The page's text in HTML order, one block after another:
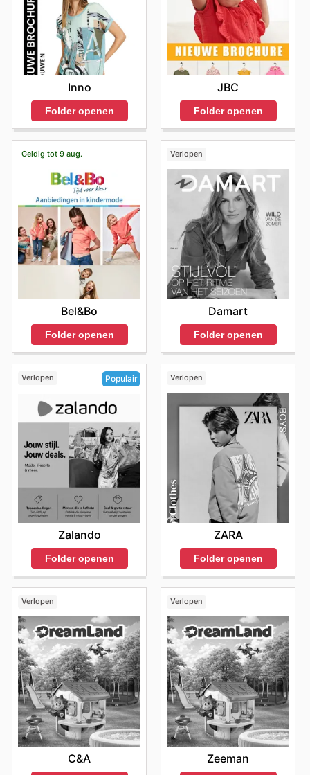
Inno
Folder openen
JBC
Folder openen
Geldig tot 9 aug.
Bel&Bo
Folder openen
Verlopen
Damart
Folder openen
Verlopen Populair
Zalando
Folder openen
Verlopen
ZARA
Folder openen
Verlopen
C&A
Verlopen
Zeeman